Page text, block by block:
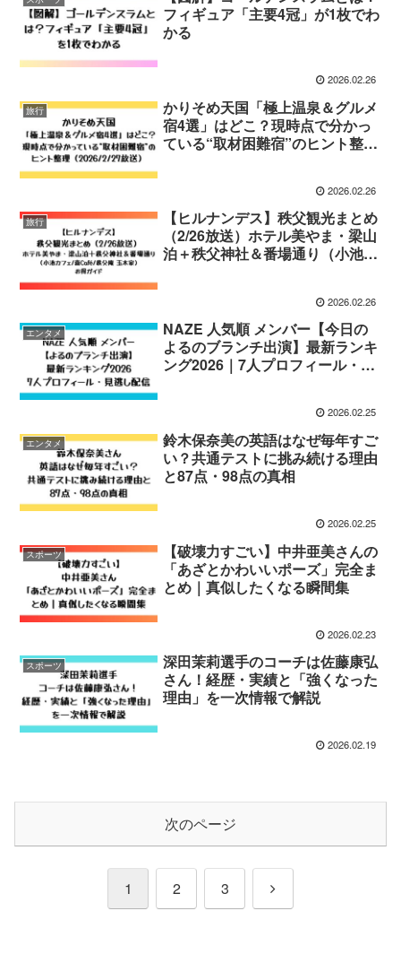
フィギュア「主要4冠」が1枚でわ
かる
2026.02.26
旅行
かりそめ天国「極上温泉＆グルメ
宿4選」はどこ？現時点で分かっ
ている“取材困難宿”のヒント整理
2026.02.26
旅行
【ヒルナンデス】秩父観光まとめ
（2/26放送）ホテル美やま・梁山
泊＋秩父神社＆番場通り（小池カ
2026.02.26
エンタメ
NAZE 人気順 メンバー【今日の
よるのブランチ出演】最新ランキ
ング2026｜7人プロフィール・見
2026.02.25
エンタメ
鈴木保奈美の英語はなぜ毎年すご
い？共通テストに挑み続ける理由
と87点・98点の真相
2026.02.25
スポーツ
【破壊力すごい】中井亜美さんの
「あざとかわいいポーズ」完全ま
とめ｜真似したくなる瞬間集
2026.02.23
スポーツ
深田茉莉選手のコーチは佐藤康弘
さん！経歴・実績と「強くなった
理由」を一次情報で解説
2026.02.19
次のページ
1 2 3
次